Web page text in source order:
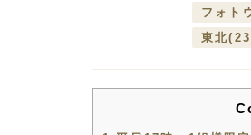
フォト
東北